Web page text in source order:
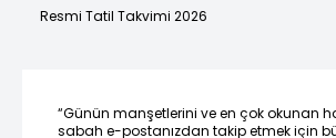
Resmi Tatil Takvimi 2026
“Günün manşetlerini ve en çok okunan
sabah e-postanızdan takip etmek için